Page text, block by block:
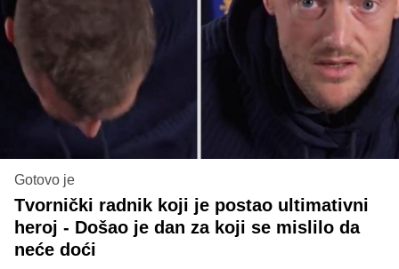
Gotovo je
Tvornički radnik koji je postao ultimativni
heroj - Došao je dan za koji se mislilo da
neće doći